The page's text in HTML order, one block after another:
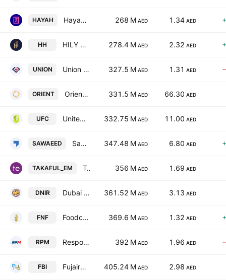
HAYAH Hayah Insurance Company P.J.S.C 268 M AED 1.34 AED
HH HILY HOLDING PJSC 278.4 M AED 2.32 AED
UNION Union Insurance Company 327.5 M AED 1.31 AED
ORIENT Orient Insurance PJSC 331.5 M AED 66.30 AED
UFC United Foods Co. PSC 332.75 M AED 11.00 AED
SAWAEED Sawaeed Holding P.J.S.C 347.48 M AED 6.80 AED
TAKAFUL_EM Takaful Emarat - Insurance (PSC) 356 M AED 1.69 AED
DNIR Dubai National Insurance & Reinsurance Co. (P.S.C.) 361.52 M AED 3.13 AED
FNF Foodco National Foodstuff PJSC 369.6 M AED 1.32 AED
RPM Response Plus Holding PrJSC 392 M AED 1.96 AED
FBI Fujairah Building Industries P.S.C 405.24 M AED 2.98 AED